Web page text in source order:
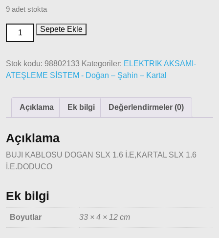
Model
Doğan
– Şahin –
Fiat
Ducato
Ducato
1997-
Modeller
Modeller
Ducato
2006 –
9 adet stokta
Sepete Ekle
Stok kodu: 98802133 Kategoriler: ELEKTRIK AKSAMI-
ATEŞLEME SİSTEM - Doğan – Şahin – Kartal
Açıklama Ek bilgi Değerlendirmeler (0)
Açıklama
BUJI KABLOSU DOGAN SLX 1.6 İ.E,KARTAL SLX 1.6
İ.E.DODUCO
Ek bilgi
Boyutlar 33 × 4 × 12 cm